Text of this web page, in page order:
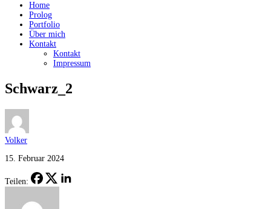
Home
Prolog
Portfolio
Über mich
Kontakt
Kontakt
Impressum
Schwarz_2
Volker
15. Februar 2024
Teilen: